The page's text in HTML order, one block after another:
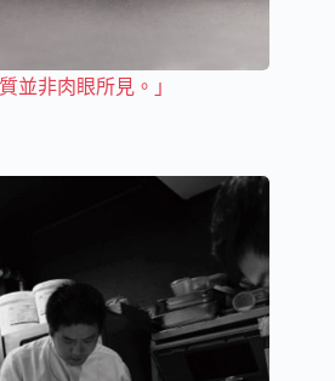
並非肉眼所見。」